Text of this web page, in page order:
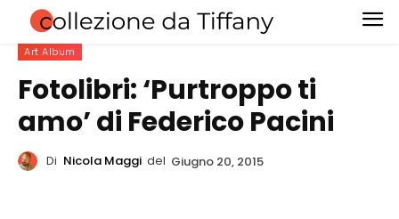
Art Album
Fotolibri: ‘Purtroppo ti
amo’ di Federico Pacini
Di Nicola Maggi del Giugno 20, 2015